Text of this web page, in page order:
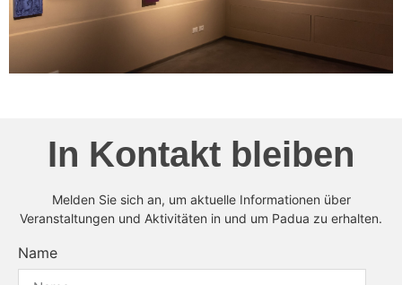
In Kontakt bleiben
Melden Sie sich an, um aktuelle Informationen über
Veranstaltungen und Aktivitäten in und um Padua zu erhalten.
Name